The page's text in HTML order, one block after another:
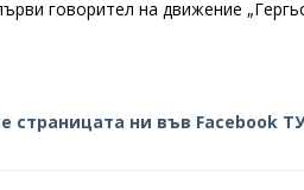
говорител на движение
страницата ни във Facebook